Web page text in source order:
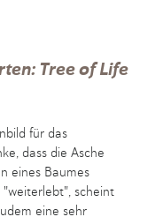
Tree of Life
für das
dass die Asche
eines Baumes
scheint
eine sehr